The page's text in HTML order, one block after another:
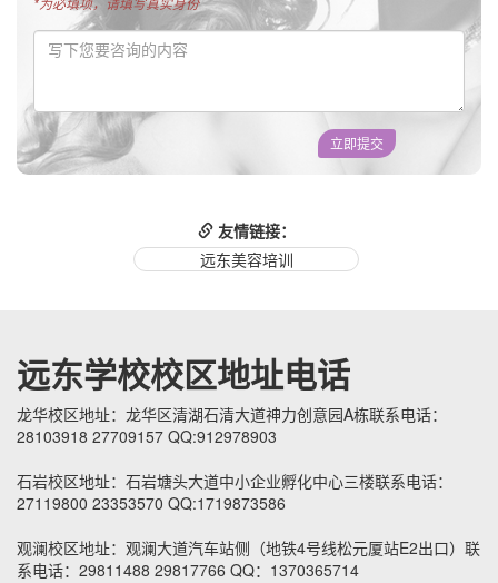
*为必填项，请填写真实身份
立即提交
友情链接：
远东美容培训
远东学校校区地址电话
龙华校区地址：龙华区清湖石清大道神力创意园A栋联系电话：
28103918 27709157 QQ:912978903
石岩校区地址：石岩塘头大道中小企业孵化中心三楼联系电话：
27119800 23353570 QQ:1719873586
观澜校区地址：观澜大道汽车站侧（地铁4号线松元厦站E2出口）联
系电话：29811488 29817766 QQ：1370365714